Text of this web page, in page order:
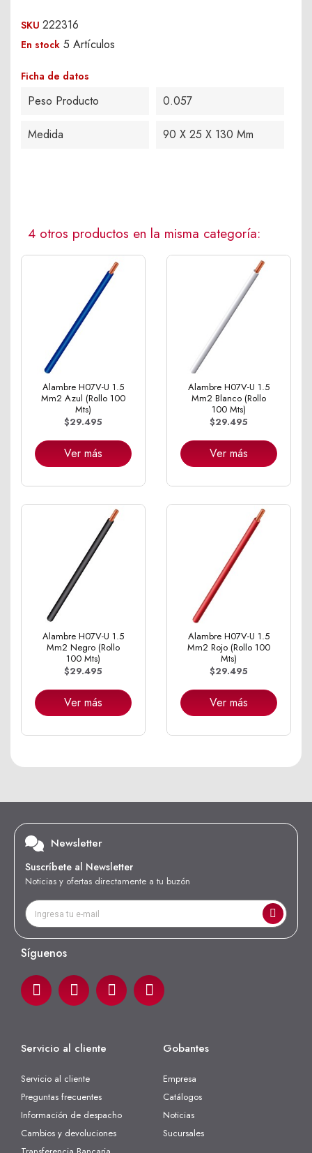
SKU 222316
En stock 5 Artículos
Ficha de datos
Peso Producto 0.057
Medida 90 X 25 X 130 Mm
4 otros productos en la misma categoría:
Alambre H07V-U 1.5
Mm2 Azul (Rollo 100
Mts)
$29.495
Ver más
Alambre H07V-U 1.5
Mm2 Blanco (Rollo
100 Mts)
$29.495
Ver más
Alambre H07V-U 1.5
Mm2 Negro (Rollo
100 Mts)
$29.495
Ver más
Alambre H07V-U 1.5
Mm2 Rojo (Rollo 100
Mts)
$29.495
Ver más
Newsletter
Suscríbete al Newsletter
Noticias y ofertas directamente a tu buzón
Síguenos
Servicio al cliente
Servicio al cliente
Preguntas frecuentes
Información de despacho
Cambios y devoluciones
Gobantes
Empresa
Catálogos
Noticias
Sucursales